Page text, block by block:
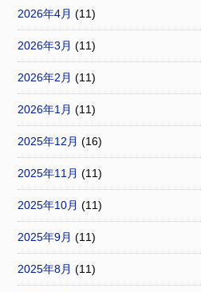
2026年4月 (11)
2026年3月 (11)
2026年2月 (11)
2026年1月 (11)
2025年12月 (16)
2025年11月 (11)
2025年10月 (11)
2025年9月 (11)
2025年8月 (11)